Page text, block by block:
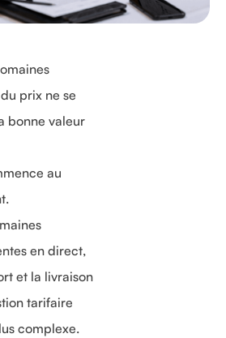
prix ne se
bonne valeur
au
en direct,
et la livraison
tarifaire
complexe.